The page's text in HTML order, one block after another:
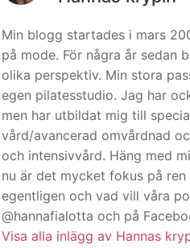
Min blogg startades i mars
på mode. För några år sedan
olika perspektiv. Min stora
egen pilatesstudio. Jag har
men har utbildat mig till
vård/avancerad omvårdnad
och intensivvård. Häng med
nu är det mycket fokus på
egentligen och vad vill våra
@hannafialotta och på
Visa alla inlägg av Hannas